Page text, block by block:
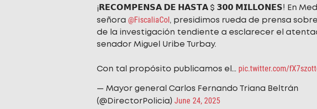
¡𝗥𝗘𝗖𝗢𝗠𝗣𝗘𝗡𝗦𝗔 𝗗𝗘 𝗛𝗔𝗦𝗧𝗔 $ 𝟯𝟬𝟬 𝗠𝗜𝗟𝗟𝗢𝗡𝗘𝗦! En
señora @FiscaliaCol , presidimos rueda de prensa
de la investigación tendiente a esclarecer el
senador Miguel Uribe Turbay.
Con tal propósito publicamos el… pic.twitter.com/
— Mayor general Carlos Fernando Triana Beltrán
(@DirectorPolicia) June 24, 2025